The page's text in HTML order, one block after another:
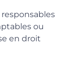
responsables
ou
en droit